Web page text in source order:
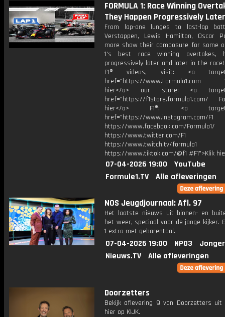
FORMULA 1: Race Winning
They Happen Progressively
From lap-one lunges to last-lap
Verstappen, Lewis Hamilton, Oscar
more show their composure for some
1's best race winning overtakes,
progressively later and later in the
F1® videos, visit: <a
href="https://www.Formula1.com
hier</a> our store: <a
href="https://f1store.formula1.com/
hier</a> F1®: <a
href="https://www.instagram.com/F1
https://www.facebook.com/Formula1/
https://www.twitter.com/F1
https://www.twitch.tv/formula1
https://www.tiktok.com/@f1 #F1">Klik
07-04-2026 19:00
YouTube
Formule1.TV
Alle afleveringen
NOS Jeugdjournaal: Afl. 97
Het laatste nieuws uit binnen- en
het weer, speciaal voor de jonge kijker.
1 extra met gebarentaal.
07-04-2026 19:00 NPO3
Nieuws.TV
Alle afleveringen
Doorzetters
Bekijk aflevering 9 van Doorzetters uit
hier op KIJK.